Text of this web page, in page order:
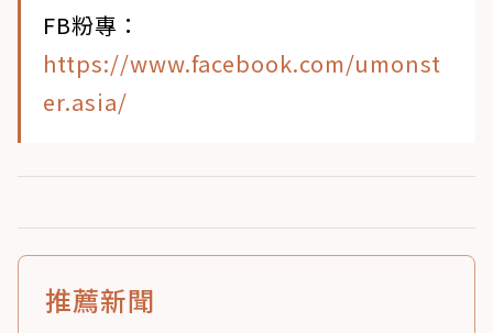
FB粉專：
https://www.facebook.com/umonst
er.asia/
推薦新聞